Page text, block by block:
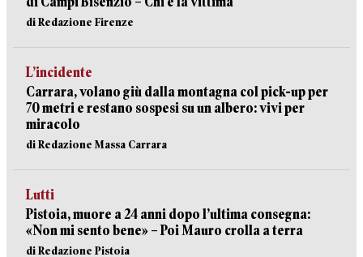
di Redazione Firenze
L’incidente
Carrara, volano giù dalla montagna col pick-up per
70 metri e restano sospesi su un albero: vivi per
miracolo
di Redazione Massa Carrara
Lutti
Pistoia, muore a 24 anni dopo l’ultima consegna:
«Non mi sento bene» – Poi Mauro crolla a terra
di Redazione Pistoia